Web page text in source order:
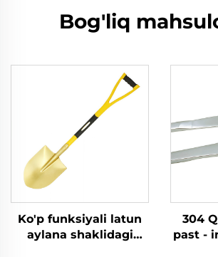
Bog'liq
Ko'p funksiyali latun
aylana shaklidagi
304
past -